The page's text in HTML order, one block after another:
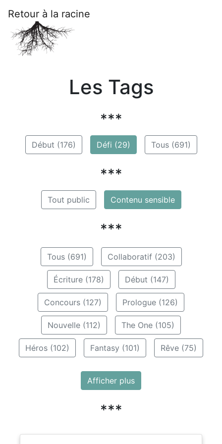
Retour à la racine
Les Tags
***
Début (176) Défi (29) Tous (691)
***
Tout public Contenu sensible
***
Tous (691) Collaboratif (203)
Écriture (178) Début (147)
Concours (127) Prologue (126)
Nouvelle (112) The One (105)
Héros (102) Fantasy (101) Rêve (75)
Afficher plus
***